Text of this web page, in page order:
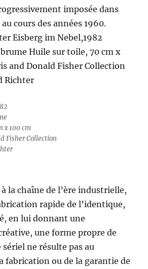
imposée dans
cours des années 1960.
x 100 cm
Fisher Collection
la chaîne de l’ère industrielle,
rapide de l’identique,
en lui donnant une
une forme propre de
ne résulte pas au
fabrication ou de la garantie de